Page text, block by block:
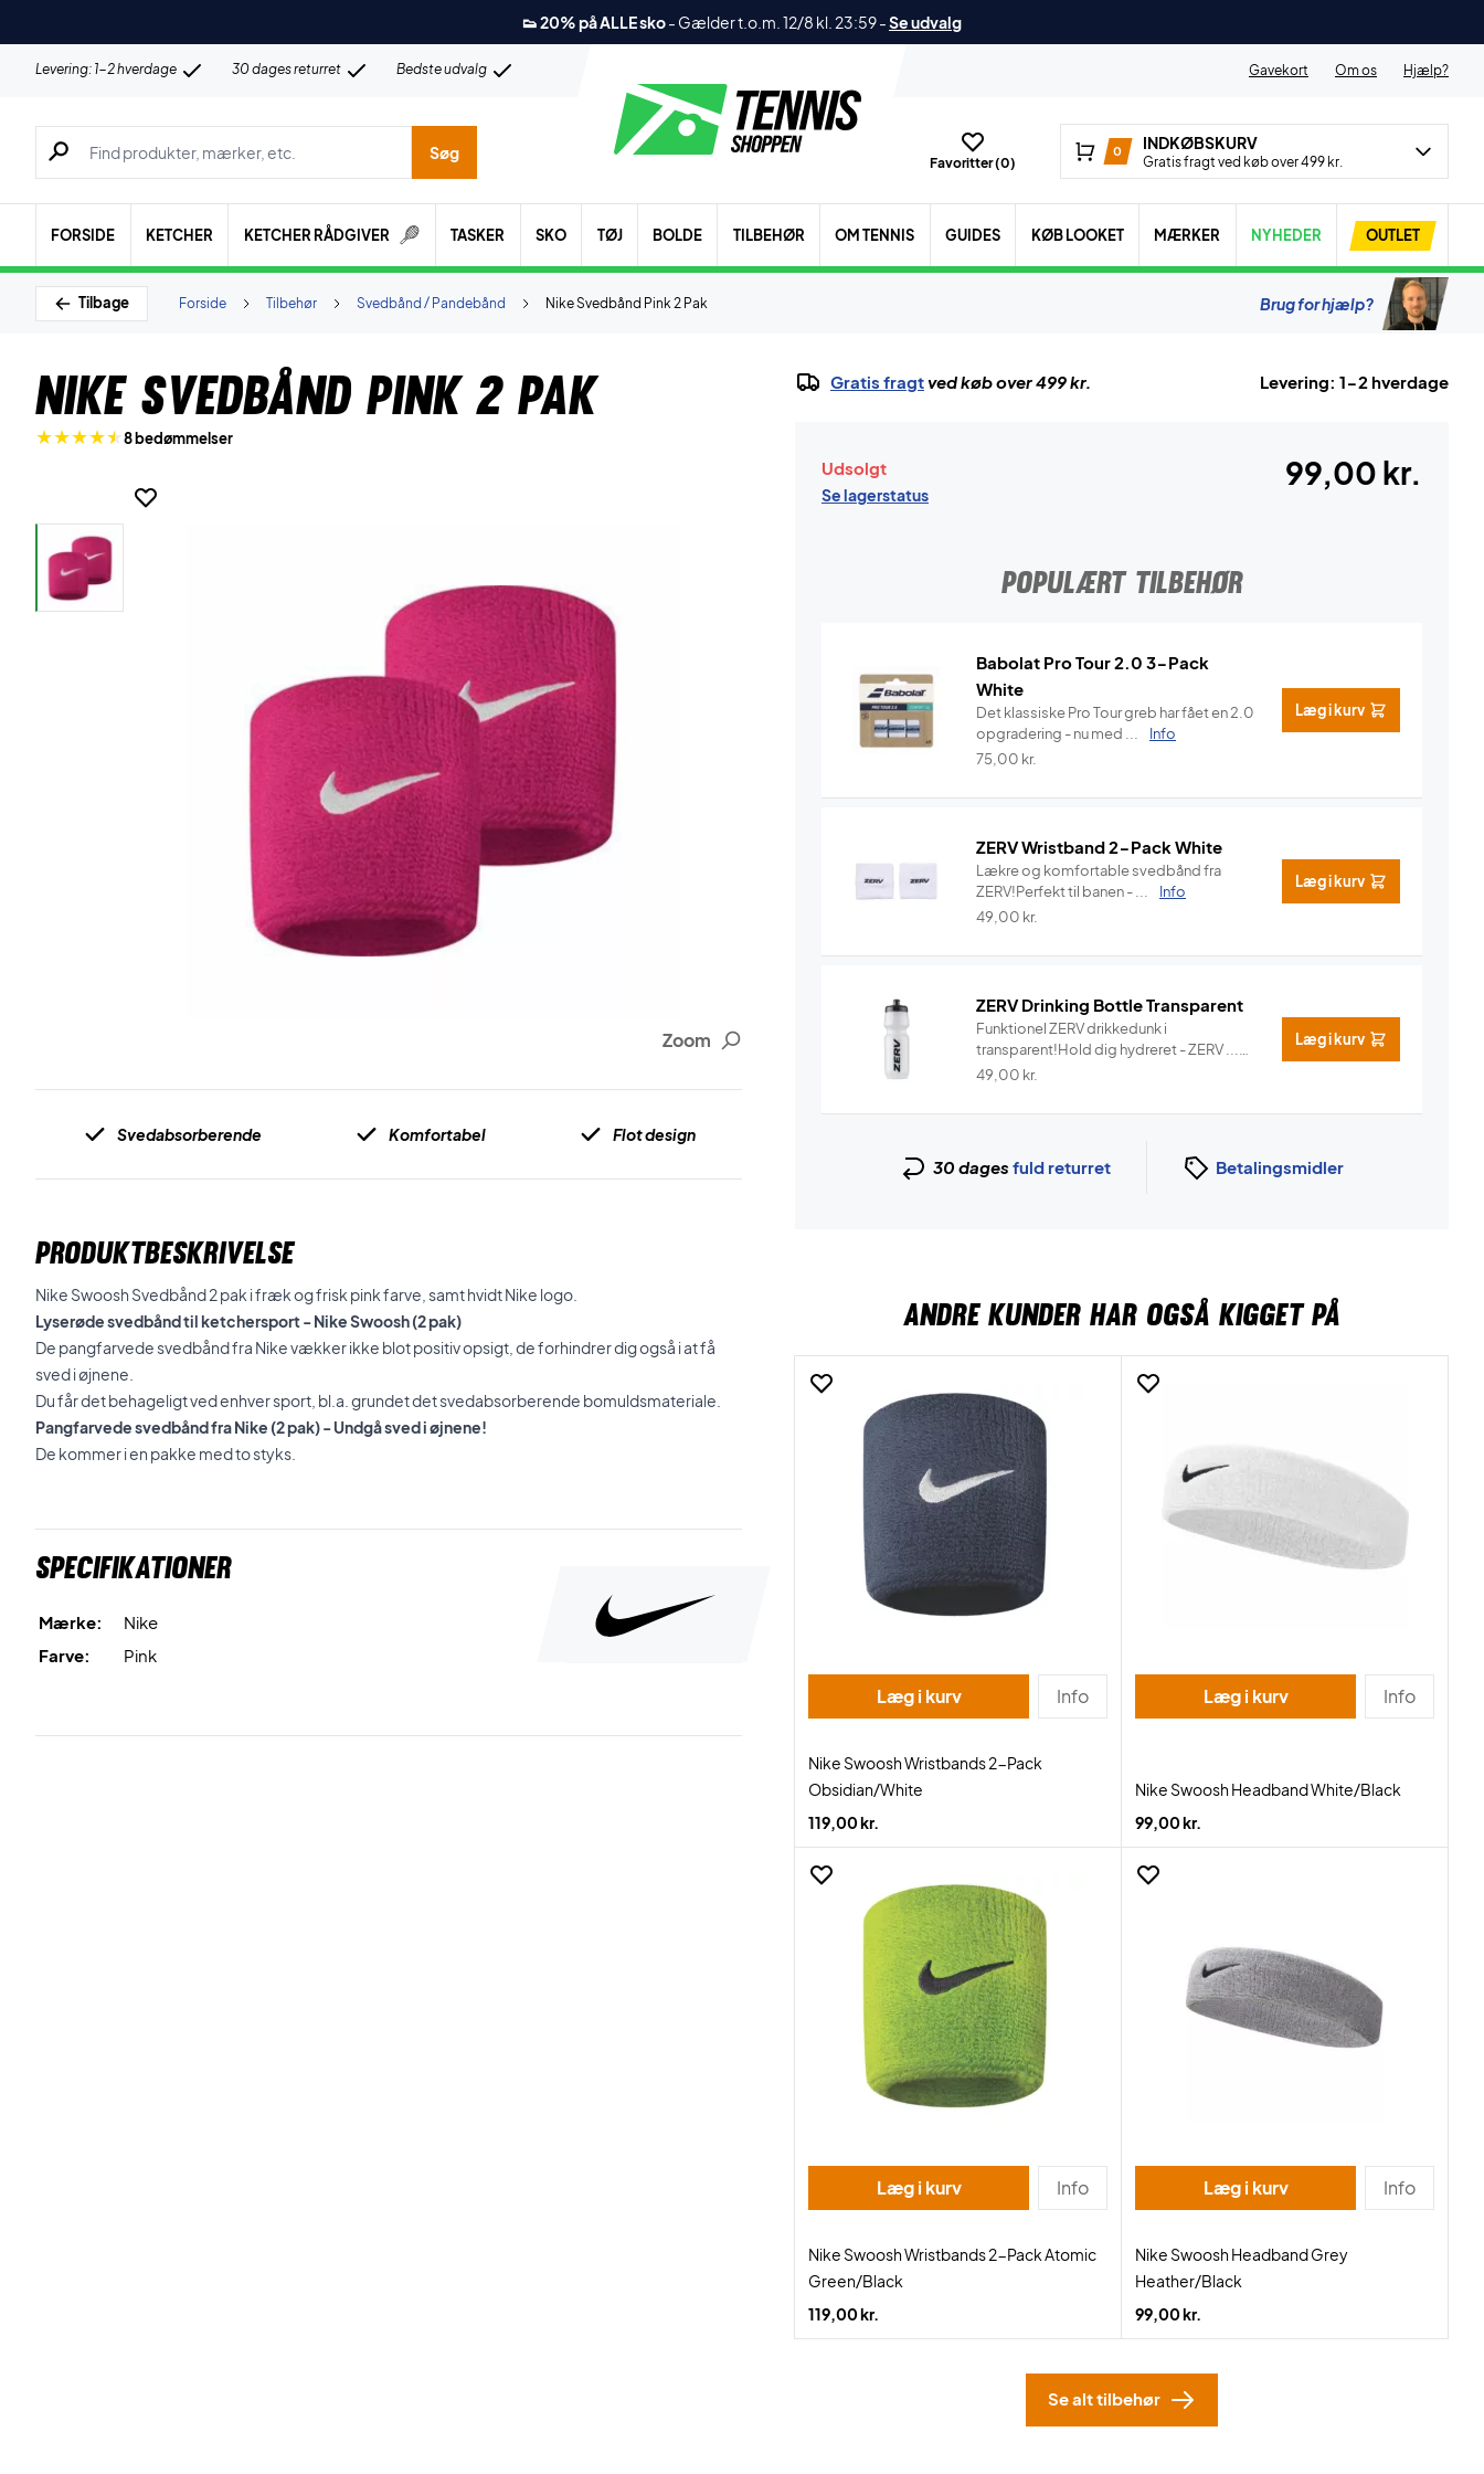
👟 20% på ALLE sko- Gælder t.o.m. 12/8 kl. 23:59-Se udvalg
Levering: 1-2 hverdage 30 dages returret Bedste udvalg Gavekort Om os Hjælp?
Søg efter produkter, mærker etc.
Søg
Favoritter (0)
0 INDKØBSKURV
Gratis fragt ved køb over 499 kr.
FORSIDE KETCHER KETCHER RÅDGIVER TASKER SKO TØJ BOLDE TILBEHØR OM TENNIS GUIDES KØB LOOKET MÆRKER NYHEDER OUTLET
Tilbage Nike Svedbånd Pink 2 Pak
Svedbånd / Pandebånd
Tilbehør
Forside Brug for hjælp?
Nike Svedbånd Pink 2 Pak
8 bedømmelser
Zoom
Svedabsorberende Komfortabel Flot design
PRODUKTBESKRIVELSE
Nike Swoosh Svedbånd 2 pak i fræk og frisk pink farve, samt hvidt Nike logo.
Lyserøde svedbånd til ketchersport - Nike Swoosh (2 pak)
De pangfarvede svedbånd fra Nike vækker ikke blot positiv opsigt, de forhindrer dig også i at få
sved i øjnene.
Du får det behageligt ved enhver sport, bl.a. grundet det svedabsorberende bomuldsmateriale.
Pangfarvede svedbånd fra Nike (2 pak) - Undgå sved i øjnene!
De kommer i en pakke med to styks.
Specifikationer
Mærke:
Nike
Farve:
Pink
Gratis fragtved køb over 499 kr. Levering: 1-2 hverdage
Udsolgt
Se lagerstatus
99,00 kr.
POPULÆRT TILBEHØR
Babolat Pro Tour 2.0 3-Pack
White
Det klassiske Pro Tour greb har fået en 2.0
opgradering - nu med ...
Info
75,00 kr.
Læg i kurv
ZERV Wristband 2-Pack White
Lækre og komfortable svedbånd fra
ZERV!Perfekt til banen - ...
Info
49,00 kr.
Læg i kurv
ZERV Drinking Bottle Transparent
Funktionel ZERV drikkedunk i
transparent!Hold dig hydreret - ZERV ...
Info
49,00 kr.
Læg i kurv
30 dages fuld returret Betalingsmidler
ANDRE KUNDER HAR OGSÅ KIGGET PÅ
Læg i kurv Info
Nike Swoosh Wristbands 2-Pack
Obsidian/White
119,00 kr.
Læg i kurv Info
Nike Swoosh Headband White/Black
99,00 kr.
Læg i kurv Info
Nike Swoosh Wristbands 2-Pack Atomic
Green/Black
119,00 kr.
Læg i kurv Info
Nike Swoosh Headband Grey
Heather/Black
99,00 kr.
Se alt tilbehør